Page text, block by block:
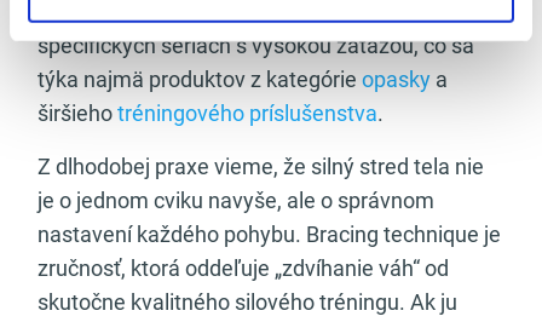
špecifických sériách s vysokou záťažou, čo sa
týka najmä produktov z kategórie opasky a
širšiehotréningového príslušenstva.
Z dlhodobej praxe vieme, že silný stred tela nie
je o jednom cviku navyše, ale o správnom
nastavení každého pohybu. Bracing technique je
zručnosť, ktorá oddeľuje „zdvíhanie váh“ od
skutočne kvalitného silového tréningu. Ak ju